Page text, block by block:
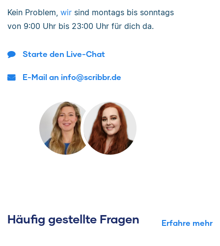
Kein Problem, wir sind montags bis sonntags
von 9:00 Uhr bis 23:00 Uhr für dich da.
Starte den Live-Chat
E-Mail an info@scribbr.de
Häufig gestellte Fragen Erfahre mehr